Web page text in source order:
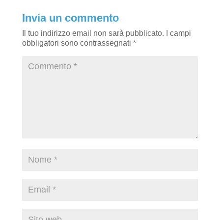
Invia un commento
Il tuo indirizzo email non sarà pubblicato.
I campi
obbligatori sono contrassegnati *